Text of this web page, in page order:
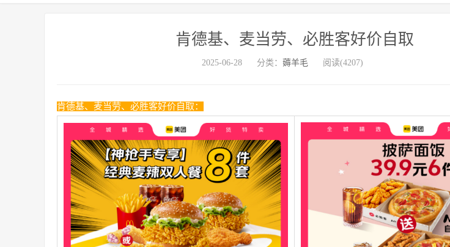
肯德基、麦当劳、必胜客好价自取
2025-06-28 分类： 薅羊毛 阅读(4207)
肯德基、麦当劳、必胜客好价自取：